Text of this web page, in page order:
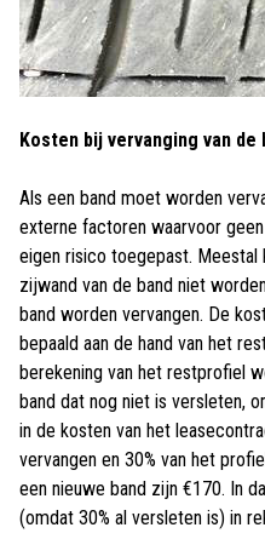
Kosten bij vervanging van de
Als een band moet worden
externe factoren waarvoor
eigen risico toegepast. Meestal
zijwand van de band niet
band worden vervangen. De
bepaald aan de hand van het
berekening van het restprofiel
band dat nog niet is versleten,
in de kosten van het
vervangen en 30% van het
een nieuwe band zijn €170. In
(omdat 30% al versleten is) in